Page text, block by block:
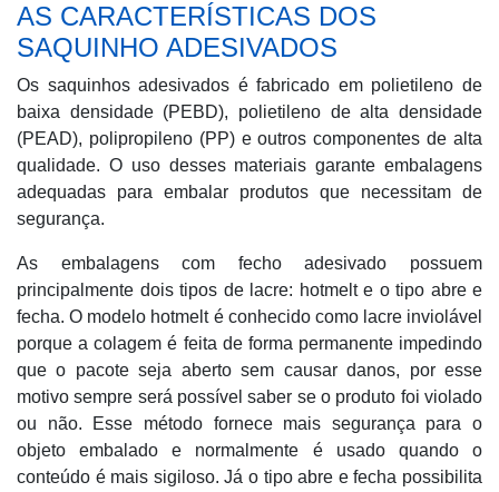
AS CARACTERÍSTICAS DOS
SAQUINHO ADESIVADOS
Os saquinhos adesivados é fabricado em polietileno de
baixa densidade (PEBD), polietileno de alta densidade
(PEAD), polipropileno (PP) e outros componentes de alta
qualidade. O uso desses materiais garante embalagens
adequadas para embalar produtos que necessitam de
segurança.
As embalagens com fecho adesivado possuem
principalmente dois tipos de lacre: hotmelt e o tipo abre e
fecha. O modelo hotmelt é conhecido como lacre inviolável
porque a colagem é feita de forma permanente impedindo
que o pacote seja aberto sem causar danos, por esse
motivo sempre será possível saber se o produto foi violado
ou não. Esse método fornece mais segurança para o
objeto embalado e normalmente é usado quando o
conteúdo é mais sigiloso. Já o tipo abre e fecha possibilita